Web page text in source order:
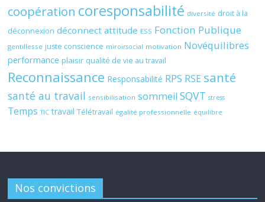
coopération coresponsabilité diversité droit à la
déconnexion déconnect attitude ESS Fonction Publique
gentillesse juste conscience miroirsocial motivation Novéquilibres
performance plaisir qualité de vie au travail
Reconnaissance Responsabilité RPS RSE santé
santé au travail sensibilisation sommeil SQVT stress
Temps TIC travail Télétravail égalité professionnelle équilibre
Nos convictions